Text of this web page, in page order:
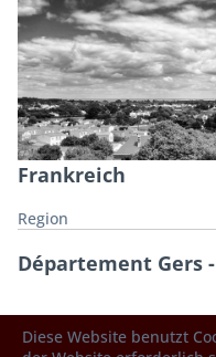
Frankreich
Region
Département Gers
Diese Website benutzt